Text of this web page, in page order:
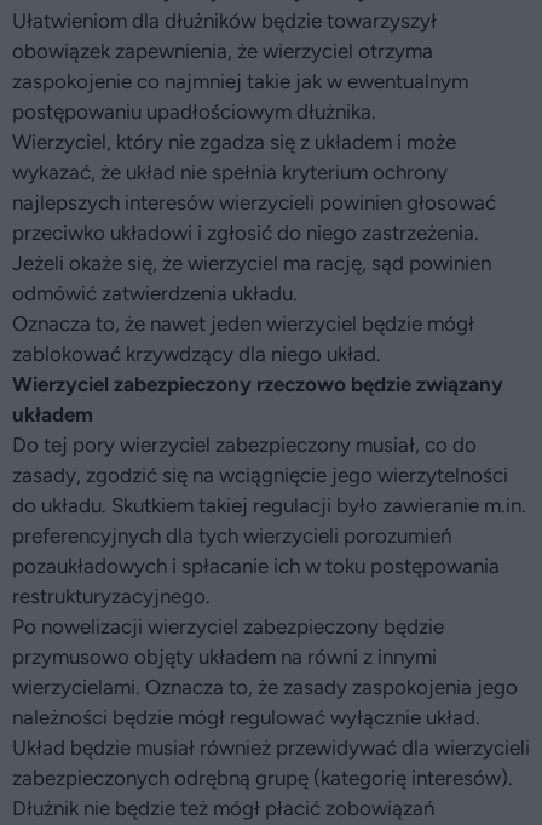
Ułatwieniom dla dłużników będzie towarzyszył
obowiązek zapewnienia, że wierzyciel otrzyma
zaspokojenie co najmniej takie jak w ewentualnym
postępowaniu upadłościowym dłużnika.
Wierzyciel, który nie zgadza się z układem i może
wykazać, że układ nie spełnia kryterium ochrony
najlepszych interesów wierzycieli powinien głosować
przeciwko układowi i zgłosić do niego zastrzeżenia.
Jeżeli okaże się, że wierzyciel ma rację, sąd powinien
odmówić zatwierdzenia układu.
Oznacza to, że nawet jeden wierzyciel będzie mógł
zablokować krzywdzący dla niego układ.
Wierzyciel zabezpieczony rzeczowo będzie związany
układem
Do tej pory wierzyciel zabezpieczony musiał, co do
zasady, zgodzić się na wciągnięcie jego wierzytelności
do układu. Skutkiem takiej regulacji było zawieranie m.in.
preferencyjnych dla tych wierzycieli porozumień
pozaukładowych i spłacanie ich w toku postępowania
restrukturyzacyjnego.
Po nowelizacji wierzyciel zabezpieczony będzie
przymusowo objęty układem na równi z innymi
wierzycielami. Oznacza to, że zasady zaspokojenia jego
należności będzie mógł regulować wyłącznie układ.
Układ będzie musiał również przewidywać dla wierzycieli
zabezpieczonych odrębną grupę (kategorię interesów).
Dłużnik nie będzie też mógł płacić zobowiązań